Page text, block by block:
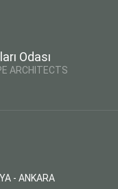
Odası
ARCHITECTS
- ANKARA